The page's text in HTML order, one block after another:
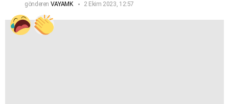
gönderen VAYAMK 2 Ekim 2023, 12:57